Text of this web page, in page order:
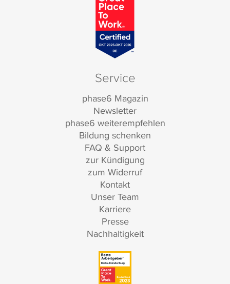
Service
phase6 Magazin
Newsletter
phase6 weiterempfehlen
Bildung schenken
FAQ & Support
zur Kündigung
zum Widerruf
Kontakt
Unser Team
Karriere
Presse
Nachhaltigkeit